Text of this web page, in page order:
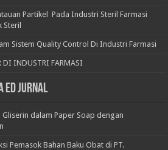
Partikel Pada Industri Steril Farmasi
Steril
Sistem Quality Control Di Industri Farmasi
DI INDUSTRI FARMASI
Ed Jurnal
dalam Paper Soap dengan
Pemasok Bahan Baku Obat di PT.